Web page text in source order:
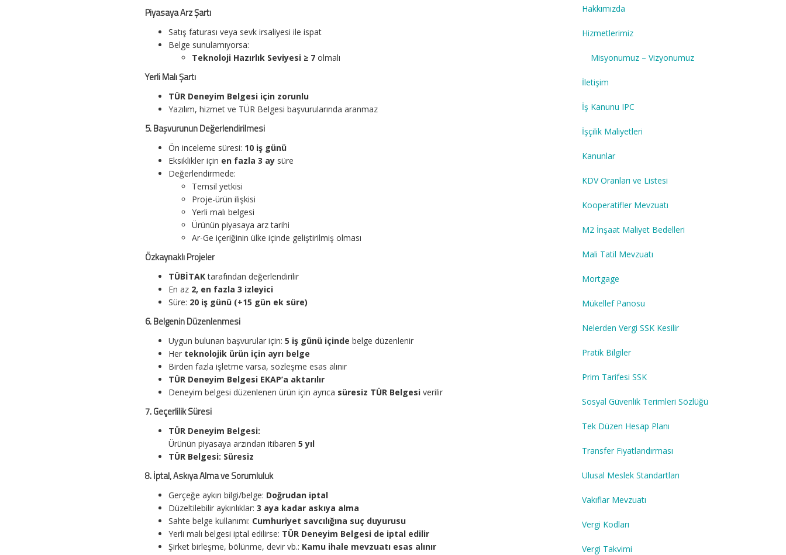
Piyasaya Arz Şartı
Satış faturası veya sevk irsaliyesi ile ispat
Belge sunulamıyorsa:
Teknoloji Hazırlık Seviyesi ≥ 7 olmalı
Yerli Malı Şartı
TÜR Deneyim Belgesi için zorunlu
Yazılım, hizmet ve TÜR Belgesi başvurularında aranmaz
5. Başvurunun Değerlendirilmesi
Ön inceleme süresi: 10 iş günü
Eksiklikler için en fazla 3 ay süre
Değerlendirmede:
Temsil yetkisi
Proje-ürün ilişkisi
Yerli malı belgesi
Ürünün piyasaya arz tarihi
Ar-Ge içeriğinin ülke içinde geliştirilmiş olması
Özkaynaklı Projeler
TÜBİTAKtarafından değerlendirilir
En az 2, en fazla 3 izleyici
Süre: 20 iş günü (+15 gün ek süre)
6. Belgenin Düzenlenmesi
Uygun bulunan başvurular için:5 iş günü içinde belge düzenlenir
Her teknolojik ürün için ayrı belge
Birden fazla işletme varsa, sözleşme esas alınır
TÜR Deneyim Belgesi EKAP’a aktarılır
Deneyim belgesi düzenlenen ürün için ayrıca süresiz TÜR Belgesi verilir
7. Geçerlilik Süresi
TÜR Deneyim Belgesi:
Ürünün piyasaya arzından itibaren5 yıl
TÜR Belgesi: Süresiz
8. İptal, Askıya Alma ve Sorumluluk
Gerçeğe aykırı bilgi/belge: Doğrudan iptal
Düzeltilebilir aykırılıklar:3 aya kadar askıya alma
Sahte belge kullanımı: Cumhuriyet savcılığına suç duyurusu
Yerli malı belgesi iptal edilirse: TÜR Deneyim Belgesi de iptal edilir
Şirket birleşme, bölünme, devir vb.: Kamu ihale mevzuatı esas alınır
Hakkımızda
Hizmetlerimiz
Misyonumuz – Vizyonumuz
İletişim
İş Kanunu IPC
İşçilik Maliyetleri
Kanunlar
KDV Oranları ve Listesi
Kooperatifler Mevzuatı
M2 İnşaat Maliyet Bedelleri
Mali Tatil Mevzuatı
Mortgage
Mükellef Panosu
Nelerden Vergi SSK Kesilir
Pratik Bilgiler
Prim Tarifesi SSK
Sosyal Güvenlik Terimleri Sözlüğü
Tek Düzen Hesap Planı
Transfer Fiyatlandırması
Ulusal Meslek Standartları
Vakıflar Mevzuatı
Vergi Kodları
Vergi Takvimi